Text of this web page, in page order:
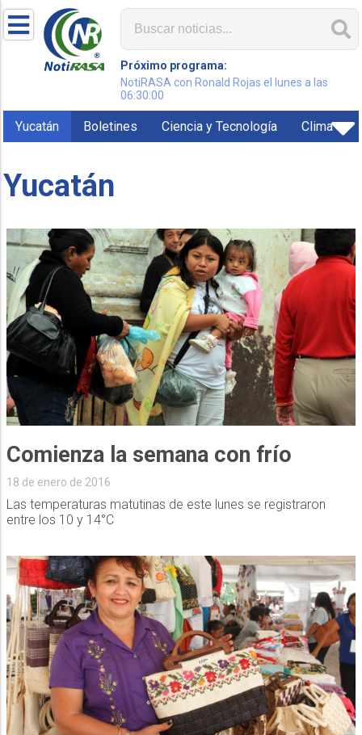
Próximo programa:
NotiRASA con Ronald Rojas el lunes a las
06:30:00
Yucatán Boletines Ciencia y Tecnología Clima
Yucatán
Comienza la semana con frío
18 de enero de 2016
Las temperaturas matutinas de este lunes se registraron
entre los 10 y 14°C